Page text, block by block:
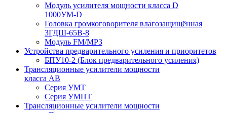
Модуль усилителя мощности класса D
1000УМ-D
Головка громкоговорителя влагозащищённая
3ГДШ-65В-8
Модуль FM/MP3
Устройства предварительного усиления и приоритетов
БПУ10-2 (Блок предварительного усиления)
Трансляционные усилители мощности
класса АВ
Серия УМТ
Серия УМПТ
Трансляционные усилители мощности